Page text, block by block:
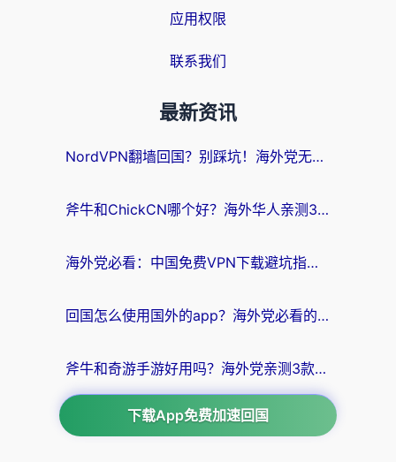
应用权限
联系我们
最新资讯
NordVPN翻墙回国？别踩坑！海外党无缝访问国内资源的真实指南
斧牛和ChickCN哪个好？海外华人亲测3款回国加速器+免费试用攻略
海外党必看：中国免费VPN下载避坑指南 + 无缝访问国内资源的终极方案
回国怎么使用国外的app？海外党必看的无缝访问国内资源全攻略
斧牛和奇游手游好用吗？海外党亲测3款回国加速器，选对才能无缝刷国内资源
下载App免费加速回国